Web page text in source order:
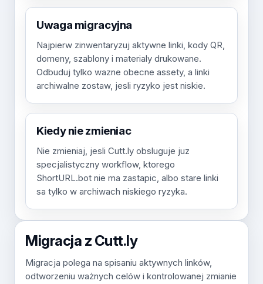
Uwaga migracyjna
Najpierw zinwentaryzuj aktywne linki, kody QR,
domeny, szablony i materialy drukowane.
Odbuduj tylko wazne obecne assety, a linki
archiwalne zostaw, jesli ryzyko jest niskie.
Kiedy nie zmieniac
Nie zmieniaj, jesli Cutt.ly obsluguje juz
specjalistyczny workflow, ktorego
ShortURL.bot nie ma zastapic, albo stare linki
sa tylko w archiwach niskiego ryzyka.
Migracja z Cutt.ly
Migracja polega na spisaniu aktywnych linków,
odtworzeniu ważnych celów i kontrolowanej zmianie